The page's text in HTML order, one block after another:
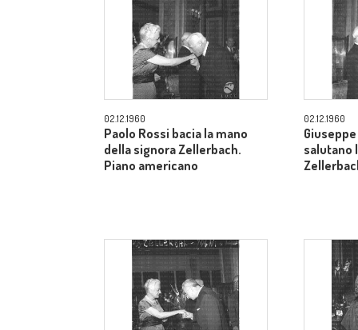
02.12.1960
Paolo Rossi bacia la mano
della signora Zellerbach.
Piano americano
02.12.1960
salutano